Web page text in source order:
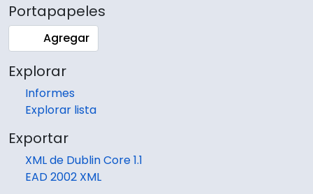
Portapapeles
Agregar
Explorar
Informes
Explorar lista
Exportar
XML de Dublin Core 1.1
EAD 2002 XML